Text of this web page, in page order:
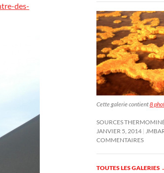
des-
Cette galerie contient8
SOURCES
JANVIER 5, 2014
COMMENTAIRES
TOUTES LES GALERIES